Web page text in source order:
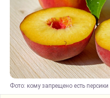
Фото: кому запрещено есть